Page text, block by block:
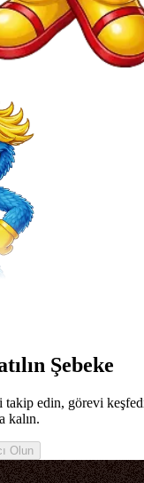
Şebeke
takip edin, görevi
kalın.
Olun